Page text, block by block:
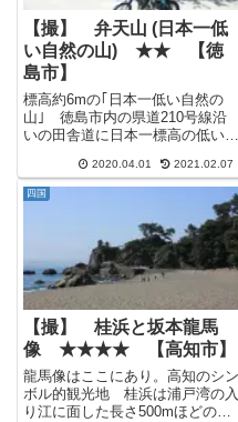
【撮】 弁天山 (日本一低
い自然の山) ★★ 【徳
島市】
標高約6mの｢日本一低い自然の
山｣ 徳島市内の県道210号線沿
いの田舎道に日本一標高の低い山
それが弁天山(べんてんやま)で
す。弁天山 山･･･と言うより
は、ここだけ木が生い茂ってるち
っちゃな森って感じ。 しかし...
2020.04.01 2021.02.07
四国
【撮】 桂浜と坂本龍馬
像 ★★★★ 【高知市】
龍馬像はここにあり。高知のシン
ボル的観光地 桂浜は浦戸湾の入
り江に面した長さ500mほどの小